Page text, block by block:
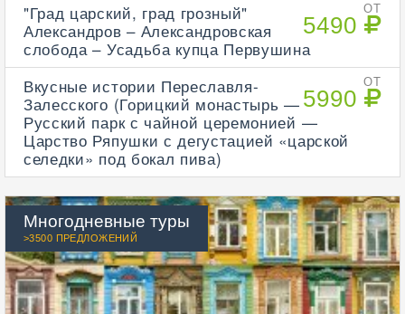
ОТ
5490
"Град царский, град грозный"
Александров – Александровская
слобода – Усадьба купца Первушина
ОТ
5990
Вкусные истории Переславля-
Залесского (Горицкий монастырь —
Русский парк с чайной церемонией —
Царство Ряпушки с дегустацией «царской
селедки» под бокал пива)
Многодневные туры
>3500 ПРЕДЛОЖЕНИЙ